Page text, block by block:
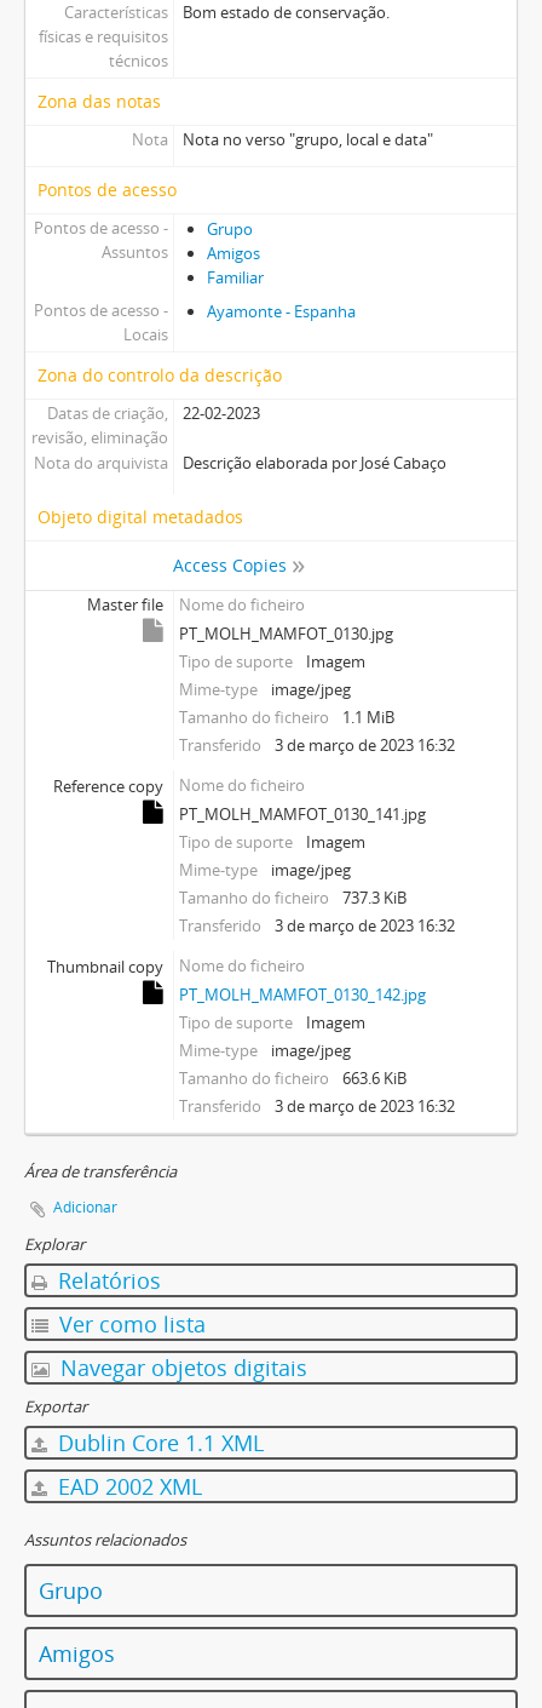
Características
físicas e requisitos
técnicos
Bom estado de conservação.
Zona das notas
Nota Nota no verso "grupo, local e data"
Pontos de acesso
Pontos de acesso -
Assuntos
Grupo
Amigos
Familiar
Pontos de acesso -
Locais
Ayamonte - Espanha
Zona do controlo da descrição
Datas de criação,
revisão, eliminação
22-02-2023
Nota do arquivista Descrição elaborada por José Cabaço
Objeto digital metadados
Access Copies
Master file
Nome do ficheiro
PT_MOLH_MAMFOT_0130.jpg
Tipo de suporte
Imagem
Mime-type
image/jpeg
Tamanho do ficheiro
1.1 MiB
Transferido
3 de março de 2023 16:32
Reference copy
Nome do ficheiro
PT_MOLH_MAMFOT_0130_141.jpg
Tipo de suporte
Imagem
Mime-type
image/jpeg
Tamanho do ficheiro
737.3 KiB
Transferido
3 de março de 2023 16:32
Thumbnail copy
Nome do ficheiro
PT_MOLH_MAMFOT_0130_142.jpg
Tipo de suporte
Imagem
Mime-type
image/jpeg
Tamanho do ficheiro
663.6 KiB
Transferido
3 de março de 2023 16:32
Área de transferência
Adicionar
Explorar
Relatórios
Ver como lista
Navegar objetos digitais
Exportar
Dublin Core 1.1 XML
EAD 2002 XML
Assuntos relacionados
Grupo
Amigos